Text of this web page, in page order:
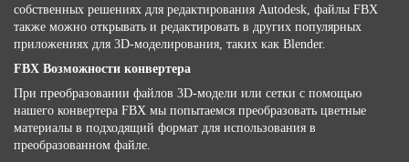
собственных решениях для редактирования Autodesk, файлы FBX
также можно открывать и редактировать в других популярных
приложениях для 3D-моделирования, таких как Blender.
FBX Возможности конвертера
При преобразовании файлов 3D-модели или сетки с помощью
нашего конвертера FBX мы попытаемся преобразовать цветные
материалы в подходящий формат для использования в
преобразованном файле.